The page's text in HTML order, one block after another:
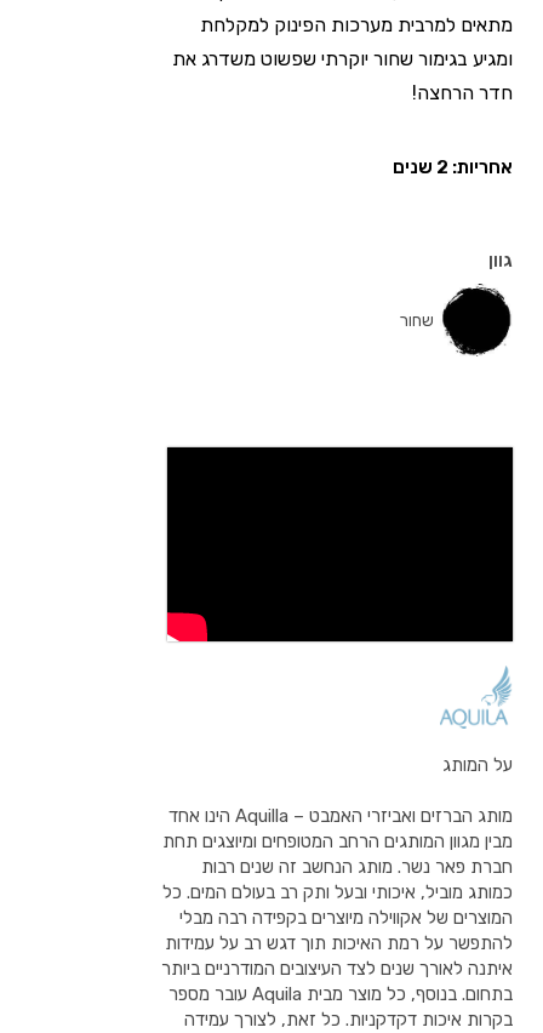
מתאים למרבית מערכות הפינוק למקלחת
ומגיע בגימור שחור יוקרתי שפשוט משדרג את
חדר הרחצה!
אחריות: 2 שנים
גוון
שחור
על המותג
מותג הברזים ואביזרי האמבט – Aquilla הינו אחד
מבין מגוון המותגים הרחב המטופחים ומיוצגים תחת
חברת פאר נשר. מותג הנחשב זה שנים רבות
כמותג מוביל, איכותי ובעל ותק רב בעולם המים. כל
המוצרים של אקווילה מיוצרים בקפידה רבה מבלי
להתפשר על רמת האיכות תוך דגש רב על עמידות
איתנה לאורך שנים לצד העיצובים המודרניים ביותר
בתחום. בנוסף, כל מוצר מבית Aquila עובר מספר
בקרות איכות דקדקניות. כל זאת, לצורך עמידה